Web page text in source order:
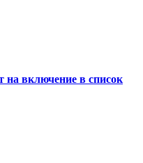
на включение в список